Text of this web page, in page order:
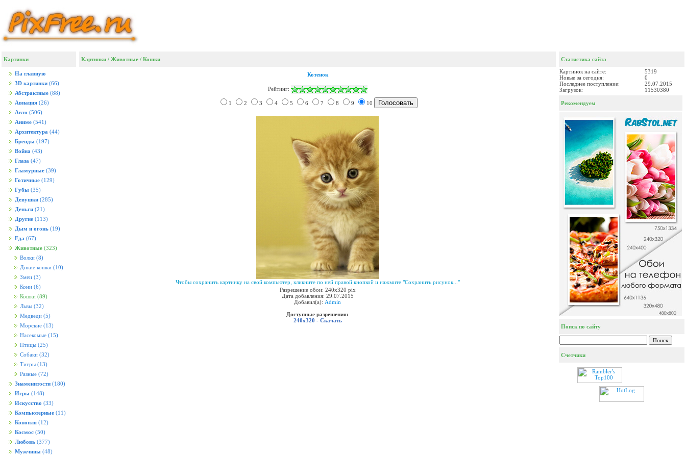
Картинки
На главную
3D картинки (66)
Абстрактные (88)
Авиация (26)
Авто (506)
Аниме (541)
Архитектура (44)
Бренды (197)
Война (43)
Глаза (47)
Гламурные (39)
Готичные (129)
Губы (35)
Девушки (285)
Деньги (21)
Другие (113)
Дым и огонь (19)
Еда (67)
Животные (323)
Волки (8)
Дикие кошки (10)
Змеи (3)
Кони (6)
Кошки (89)
Львы (32)
Медведи (5)
Морские (13)
Насекомые (15)
Птицы (25)
Собаки (32)
Тигры (13)
Разные (72)
Знаменитости (180)
Игры (148)
Искусство (33)
Компьютерные (11)
Конопля (12)
Космос (50)
Любовь (377)
Мужчины (48)
Картинки / Животные / Кошки
Котенок
Рейтинг:
1 2 3 4 5 6 7 8 9 10
Чтобы сохранить картинку на свой компьютер, кликните по ней правой кнопкой и нажмите "Сохранить рисунок..."
Разрешение обои: 240x320 pix
Дата добавления: 29.07.2015
Добавил(а): Admin
Доступные разрешения:
240x320 - Скачать
Статистика сайта
Картинок на сайте:
5319
Новые за сегодня:
0
Последнее поступление:
29.07.2015
Загрузок:
11530380
Рекомендуем
Поиск по сайту
Счетчики